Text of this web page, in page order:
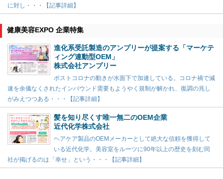
に対し・・・【記事詳細】
健康美容EXPO 企業特集
進化系受託製造のアンプリーが提案する「マーケテ
ィング連動型OEM」
株式会社アンプリー
ポストコロナの動きが水面下で加速している。コロナ禍で減
速を余儀なくされたインバウンド需要もようやく規制が解かれ、復調の兆し
がみえつつある・・・【記事詳細】
髪を知り尽くす唯一無二のOEM企業
近代化学株式会社
ヘアケア製品のOEMメーカーとして絶大な信頼を獲得して
いる近代化学。美容室をルーツに90年以上の歴史を刻む同
社が掲げるのは「幸せ」という・・・【記事詳細】